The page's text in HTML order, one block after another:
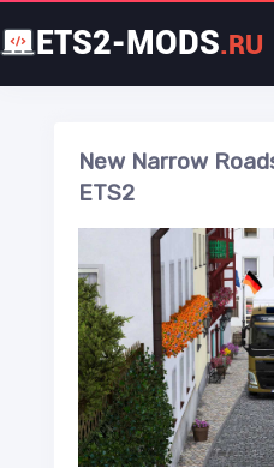
ETS2-MODS.RU
New Narrow
ETS2